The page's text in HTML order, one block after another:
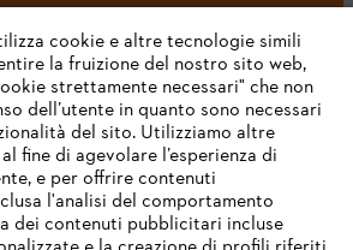
#STIHL
cookie e altre tecnologie simili
la fruizione del nostro sito web,
strettamente necessari" che non
dell’utente in quanto sono necessari
del sito. Utilizziamo altre
fine di agevolare l’esperienza di
e per offrire contenuti
l'analisi del comportamento
dei contenuti pubblicitari incluse